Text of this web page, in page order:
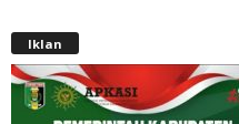
Iklan